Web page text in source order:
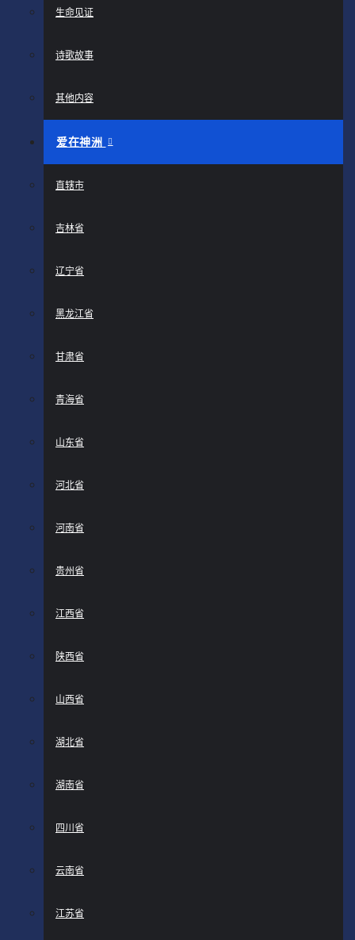
生命见证
诗歌故事
其他内容
爱在神洲
直辖市
吉林省
辽宁省
黑龙江省
甘肃省
青海省
山东省
河北省
河南省
贵州省
江西省
陕西省
山西省
湖北省
湖南省
四川省
云南省
江苏省